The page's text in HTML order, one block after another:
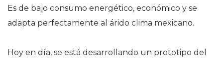
Es de bajo consumo energético, económico y se
adapta perfectamente al árido clima mexicano.
Hoy en día, se está desarrollando un prototipo del